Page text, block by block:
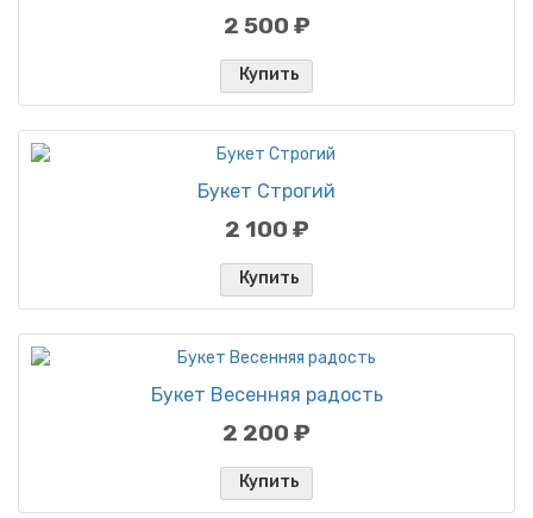
2 500 ₽
Купить
Букет Строгий
2 100 ₽
Купить
Букет Весенняя радость
2 200 ₽
Купить